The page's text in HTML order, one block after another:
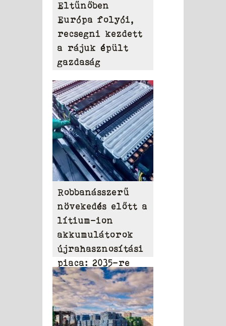
Eltűnőben
Európa folyói,
recsegni kezdett
a rájuk épült
gazdaság
Robbanásszerű
növekedés előtt a
lítium-ion
akkumulátorok
újrahasznosítási
piaca: 2035-re
elérheti a 31,95
milliárd dollárt